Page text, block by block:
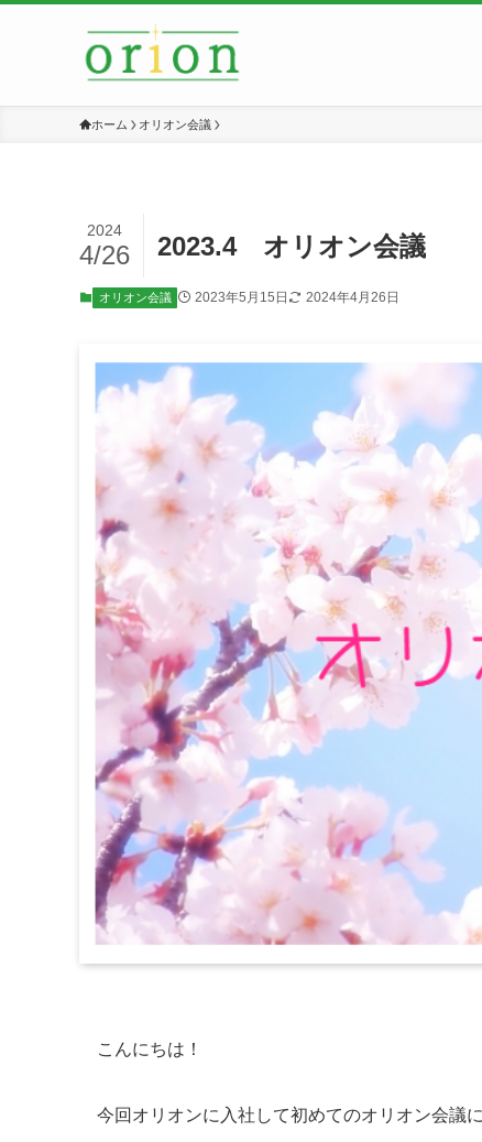
ホーム オリオン会議
2023.4 オリオン会議
2024
4/26
オリオン会議 2023年5月15日 2024年4月26日
こんにちは！
今回オリオンに入社して初めてのオリオン会議